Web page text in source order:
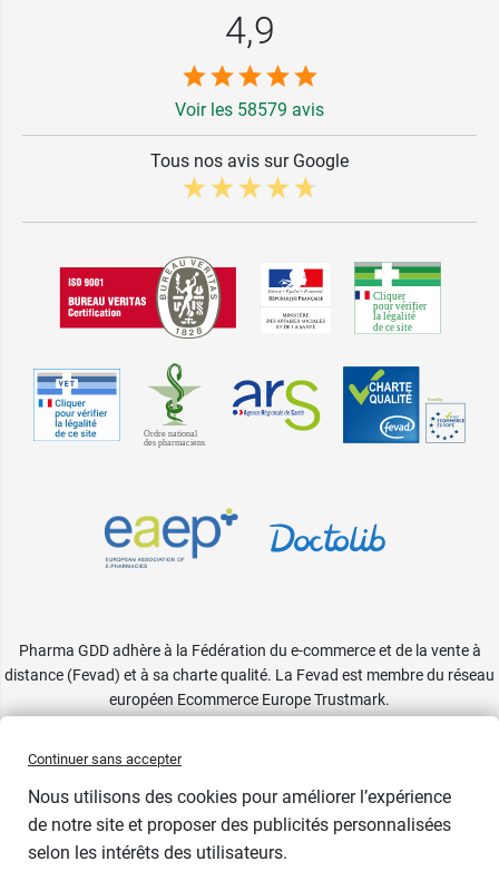
4,9
Voir les 58579 avis
Tous nos avis sur Google
Pharma GDD adhère à la Fédération du e-commerce et de la vente à
distance (Fevad) et à sa charte qualité. La Fevad est membre du réseau
européen Ecommerce Europe Trustmark.
Continuer sans accepter
Nous utilisons des cookies pour améliorer l’expérience
de notre site et proposer des publicités personnalisées
selon les intérêts des utilisateurs.